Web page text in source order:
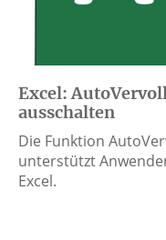
Excel:
ausschalten
Die Funktion
unterstützt
Excel.